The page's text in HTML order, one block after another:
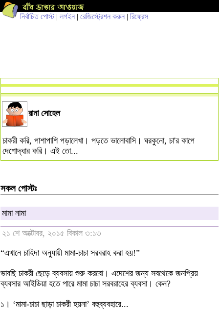
নির্বাচিত পোস্ট| লগইন | রেজিস্ট্রেশন করুন | রিফ্রেস
রানা সোহেল
চাকরী করি, পাশাপাশি পড়ালেখা। পড়তে ভালোবাসি। ঘরকুনো, চা'র কাপে
দেশোদ্ধার করি। এই তো...
সকল পোস্টঃ
মামা নামা
২১ শে অক্টোবর, ২০১৫ বিকাল ৩:১৩
“এখানে চাহিদা অনুযায়ী মামা-চাচা সরবরাহ করা হয়!”
ভাবছি চাকরী ছেড়ে ব্যবসায় শুরু করবো। এদেশের জন্য সবথেকে জনপ্রিয়
ব্যবসার আইডিয়া হতে পারে মামা চাচা সরবরাহের ব্যবসা। কেন?
১। ‘মামা-চাচা ছাড়া চাকরী হয়না’ বহুব্যবহারে...